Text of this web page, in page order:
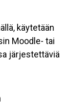
käytetään
Moodle- tai
järjestettäviä